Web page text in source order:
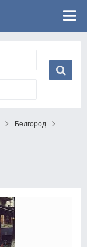
Белгород